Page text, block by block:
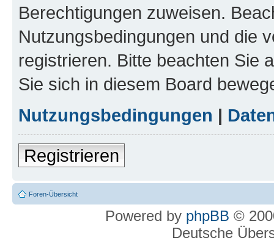
Berechtigungen zuweisen.
Nutzungsbedingungen und die
registrieren. Bitte beachten Sie
Sie sich in diesem Board
Nutzungsbedingungen |
Registrieren
Foren-Übersicht
Powered by phpBB ©
Deutsche